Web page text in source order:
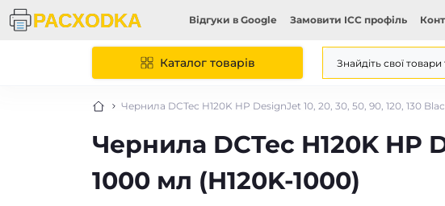
Відгуки в Google Замовити ICC профіль
Каталог товарів
Чернила DCTec H120K HP DesignJet 10, 20, 30, 50, 90, 120, 130
Чернила DCTec H120K HP
1000 мл (H120K-1000)